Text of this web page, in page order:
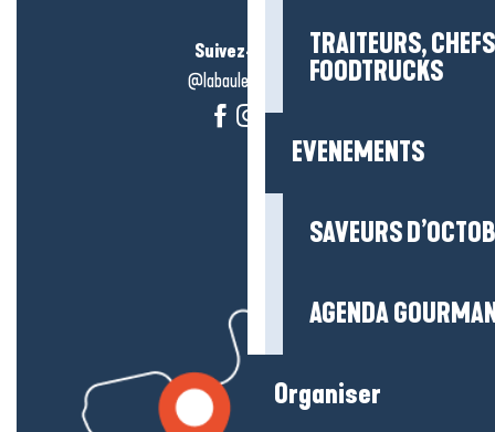
TRAITEURS,
FOODTRUCKS
EVENEMENTS
SAVEURS
AGENDA
Organiser
Suivez-nous !
@labauleguérande